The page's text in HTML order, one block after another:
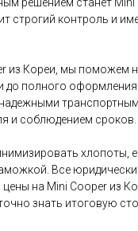
строгий контроль и
из Кореи, мы поможем
до полного
и соблюдением сроков.
хлопоты,
Все
на Mini Cooper из
знать итоговую